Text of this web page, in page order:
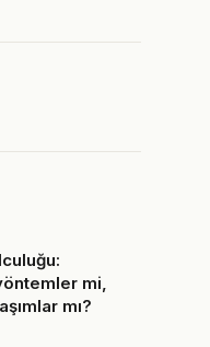
mi,
mı?